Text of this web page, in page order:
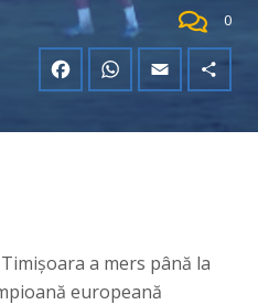
0
a mers până la
europeană